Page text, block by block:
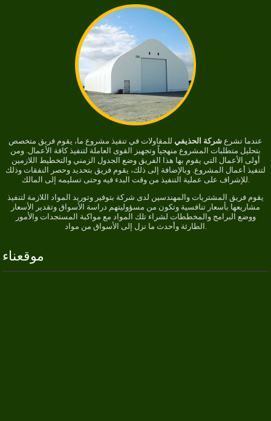
عندما تشرع شركة الحذيفي للمقاولات في تنفيذ مشروع ما، يقوم فريق متخصص
بتحليل متطلبات المشروع منهجياً وتجهيز القوى العاملة لتنفيذ كافة الأعمال. ومن
أولى الأعمال التي يقوم بها هذا الفريق وضع الجدول الزمني والتخطيط اللازمين
لتنفيذ أعمال المشروع. وبالإضافة إلى ذلك، يقوم فريق بتحديد وحصر النفقات وذلك
للإشراف على عملية التنفيذ من وقت البدء فيه وحتى تسليمه إلى المالك.
يقوم فريق المشتريات والمهندسين لدى شركة بتوفير وتوريد المواد اللازمة لتنفيذ
مشاريعها بأسعار تنافسية وتكون من مسؤوليتهم دراسة الأسواق وتقدير الأسعار
ووضع البرامج والمخططات لشراء تلك المواد مع مواكبة المستجدات والأمور
الطارئة وأحدث ما نزل إلى الأسواق من مواد.
موقعناء